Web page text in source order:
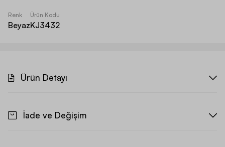
Renk
Beyaz
Ürün Kodu
KJ3432
Ürün Detayı
İade ve Değişim